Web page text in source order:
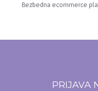
Bezbedna ecommerce
PRIJAVA